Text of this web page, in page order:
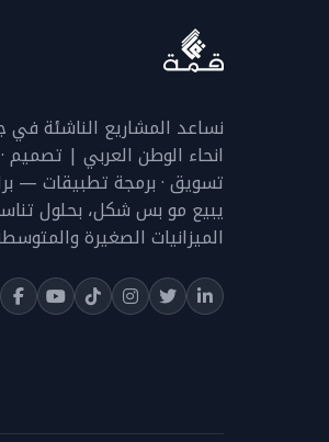
نساعد المشاريع الناشئة في
انحاء الوطن العربي | تصميم ·
تسويق · برمجة تطبيقات —
يبيع مو بس شكل، بحلول
الميزانيات الصغيرة